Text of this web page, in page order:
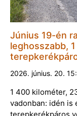
Június 19-én
leghosszabb,
2026. június. 20.
1 400 kilométer,
vadonban: idén is